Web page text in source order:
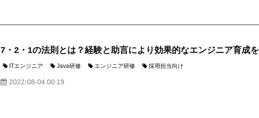
7・2・1の法則とは？経験と助言により効果的なエンジニア育成を
ITエンジニア Java研修 エンジニア研修 採用担当向け
2022-08-04 00:19